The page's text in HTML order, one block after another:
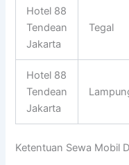
Hotel 88
Tendean
Jakarta
Tegal
Hotel 88
Tendean
Jakarta
Ketentuan Sewa Mobil